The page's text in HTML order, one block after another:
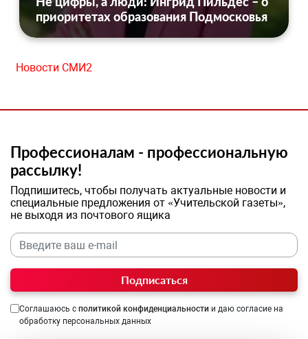
приоритетах образования Подмосковья
Новости СМИ2
Профессионалам - профессиональную
рассылку!
Подпишитесь, чтобы получать актуальные новости и
специальные предложения от «Учительской газеты»,
не выходя из почтового ящика
Подписаться
Соглашаюсь с политикой конфиденциальности и даю согласие на
обработку персональных данных